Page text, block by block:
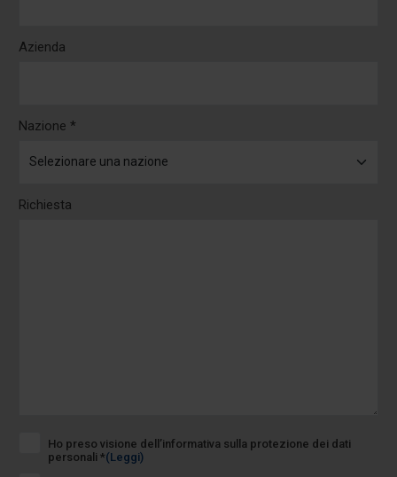
Azienda
Nazione *
Richiesta
Ho preso visione dell’informativa sulla protezione dei dati
personali *(Leggi)